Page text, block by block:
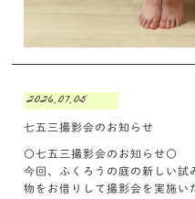
2026.07.05
七五三撮影会のお知らせ
〇七五三撮影会のお知らせ〇
今回、ふくろうの庭の新しい
物をお借りして撮影会を実施い